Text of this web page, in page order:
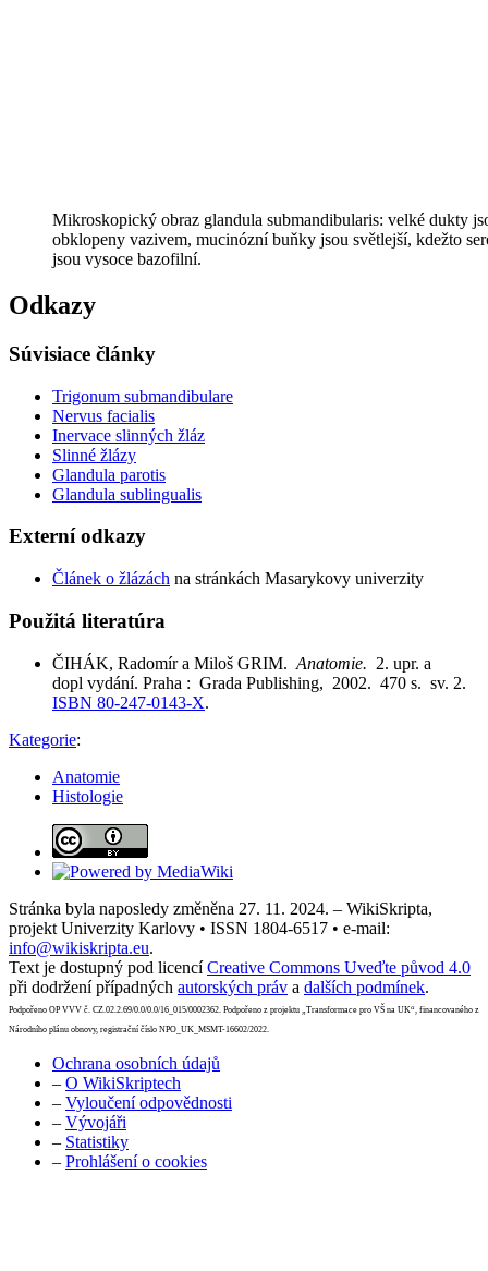
Mikroskopický obraz glandula submandibularis: velké dukty
obklopeny vazivem, mucinózní buňky jsou světlejší, kdežto
jsou vysoce bazofilní.
Odkazy
Súvisiace články
Trigonum submandibulare
Nervus facialis
Inervace slinných žláz
Slinné žlázy
Glandula parotis
Glandula sublingualis
Externí odkazy
Článek o žlázách na stránkách Masarykovy univerzity
Použitá literatúra
ČIHÁK, Radomír a Miloš GRIM. Anatomie. 2. upr. a
dopl vydání. Praha : Grada Publishing, 2002. 470 s. sv. 2.
ISBN 80-247-0143-X.
Kategorie:
Anatomie
Histologie
Stránka byla naposledy změněna 27. 11. 2024. – WikiSkripta,
projekt Univerzity Karlovy • ISSN 1804-6517 • e-mail:
info@wikiskripta.eu.
Text je dostupný pod licencíCreative Commons Uveďte původ 4.0
při dodržení případných autorských práv a dalších podmínek.
Podpořeno OP VVV č. CZ.02.2.69/0.0/0.0/16_015/0002362. Podpořeno z projektu „Transformace pro VŠ na UK“, financovaného z
Národního plánu obnovy, registrační číslo NPO_UK_MSMT-16602/2022.
Ochrana osobních údajů
– O WikiSkriptech
– Vyloučení odpovědnosti
– Vývojáři
– Statistiky
– Prohlášení o cookies